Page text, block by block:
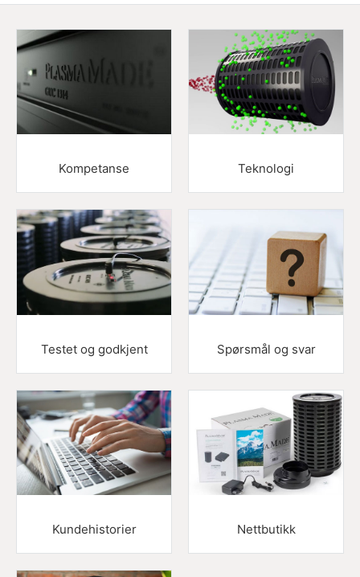
Kompetanse Teknologi
Testet og godkjent Spørsmål og svar
Kundehistorier Nettbutikk